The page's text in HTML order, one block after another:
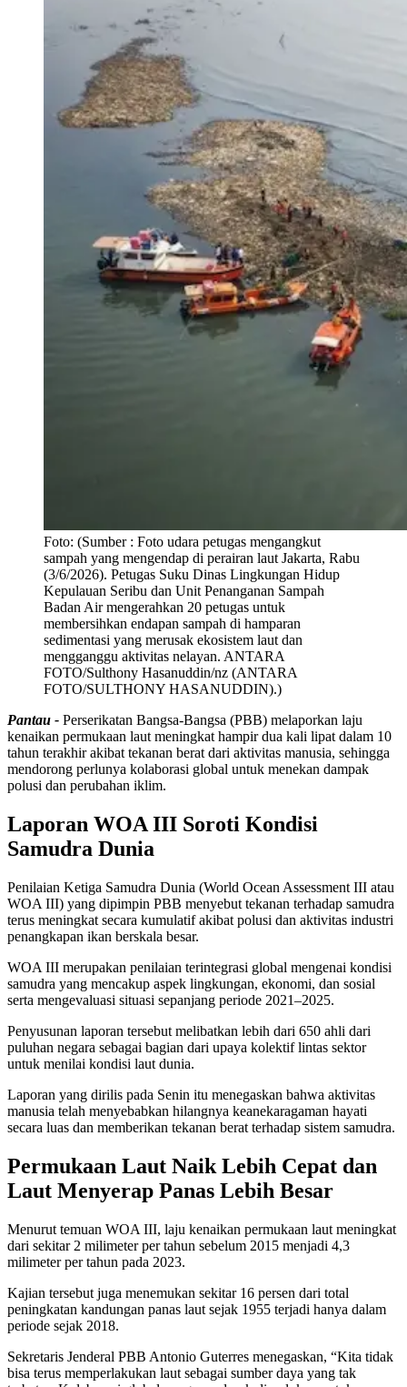
Foto: (Sumber : Foto udara petugas mengangkut
sampah yang mengendap di perairan laut Jakarta, Rabu
(3/6/2026). Petugas Suku Dinas Lingkungan Hidup
Kepulauan Seribu dan Unit Penanganan Sampah
Badan Air mengerahkan 20 petugas untuk
membersihkan endapan sampah di hamparan
sedimentasi yang merusak ekosistem laut dan
mengganggu aktivitas nelayan. ANTARA
FOTO/Sulthony Hasanuddin/nz (ANTARA
FOTO/SULTHONY HASANUDDIN).)
Pantau - Perserikatan Bangsa-Bangsa (PBB) melaporkan laju
kenaikan permukaan laut meningkat hampir dua kali lipat dalam 10
tahun terakhir akibat tekanan berat dari aktivitas manusia, sehingga
mendorong perlunya kolaborasi global untuk menekan dampak
polusi dan perubahan iklim.
Laporan WOA III Soroti Kondisi
Samudra Dunia
Penilaian Ketiga Samudra Dunia (World Ocean Assessment III atau
WOA III) yang dipimpin PBB menyebut tekanan terhadap samudra
terus meningkat secara kumulatif akibat polusi dan aktivitas industri
penangkapan ikan berskala besar.
WOA III merupakan penilaian terintegrasi global mengenai kondisi
samudra yang mencakup aspek lingkungan, ekonomi, dan sosial
serta mengevaluasi situasi sepanjang periode 2021–2025.
Penyusunan laporan tersebut melibatkan lebih dari 650 ahli dari
puluhan negara sebagai bagian dari upaya kolektif lintas sektor
untuk menilai kondisi laut dunia.
Laporan yang dirilis pada Senin itu menegaskan bahwa aktivitas
manusia telah menyebabkan hilangnya keanekaragaman hayati
secara luas dan memberikan tekanan berat terhadap sistem samudra.
Permukaan Laut Naik Lebih Cepat dan
Laut Menyerap Panas Lebih Besar
Menurut temuan WOA III, laju kenaikan permukaan laut meningkat
dari sekitar 2 milimeter per tahun sebelum 2015 menjadi 4,3
milimeter per tahun pada 2023.
Kajian tersebut juga menemukan sekitar 16 persen dari total
peningkatan kandungan panas laut sejak 1955 terjadi hanya dalam
periode sejak 2018.
Sekretaris Jenderal PBB Antonio Guterres menegaskan, “Kita tidak
bisa terus memperlakukan laut sebagai sumber daya yang tak